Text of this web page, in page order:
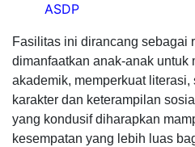
ASDP
Fasilitas ini dirancang sebagai
dimanfaatkan anak-anak untuk
akademik, memperkuat literasi,
karakter dan keterampilan
yang kondusif diharapkan
kesempatan yang lebih luas